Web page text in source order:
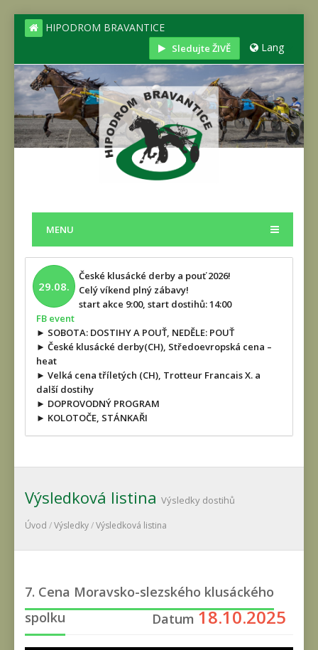
HIPODROM BRAVANTICE
Sledujte ŽIVĚ Lang
MENU
29.08.
České klusácké derby a pouť 2026!
Celý víkend plný zábavy!
start akce 9:00, start dostihů: 14:00
FB event
► SOBOTA: DOSTIHY A POUŤ, NEDĚLE: POUŤ
► České klusácké derby(CH), Středoevropská cena –
heat
► Velká cena tříletých (CH), Trotteur Francais X. a
další dostihy
► DOPROVODNÝ PROGRAM
► KOLOTOČE, STÁNKAŘI
Výsledková listina Výsledky dostihů
Úvod /Výsledky/Výsledková listina
7. Cena Moravsko-slezského klusáckého
spolku
Datum 18.10.2025